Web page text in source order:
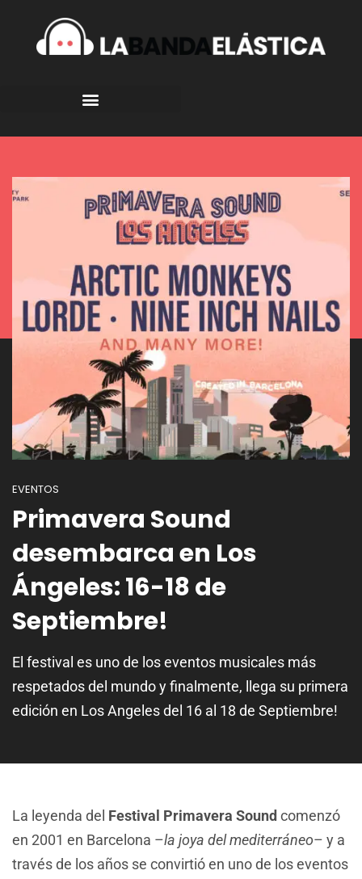
EVENTOS
Primavera Sound
desembarca en Los
Ángeles: 16-18 de
Septiembre!
El festival es uno de los eventos musicales más
respetados del mundo y finalmente, llega su primera
edición en Los Angeles del 16 al 18 de Septiembre!
La leyenda del Festival Primavera Sound comenzó
en 2001 en Barcelona –la joya del mediterráneo– y a
través de los años se convirtió en uno de los eventos